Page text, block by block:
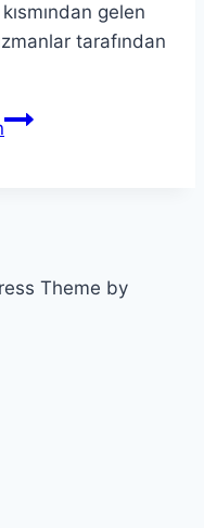
gelen
tarafından
Theme by